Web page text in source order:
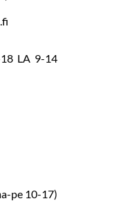
18 LA 9-14
pe 10-17)